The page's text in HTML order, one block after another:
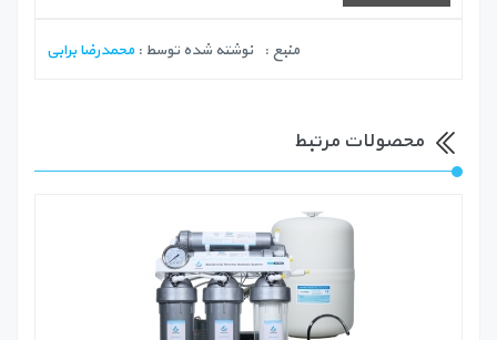
نوشته شده توسط : محمدرضا برابی منبع :
محصولات مرتبط